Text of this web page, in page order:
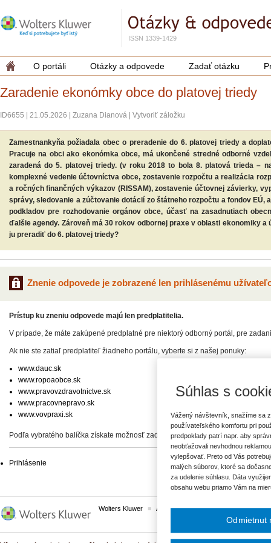
ISSN 1339-1429
O portáli Otázky a odpovede Zadať otázku
Zaradenie ekonómky obce do platovej triedy
ID6655 21.05.2026 Zuzana Dianová Vytvoriť záložku
Zamestnankyňa požiadala obec o preradenie do 6. platovej triedy a
Pracuje na obci ako ekonómka obce, má ukončené stredné odborné
zaradená do 5. platovej triedy. (v roku 2018 to bola 8. platová trieda –
komplexné vedenie účtovníctva obce, zostavenie rozpočtu a realizácia
a ročných finančných výkazov (RISSAM), zostavenie účtovnej závierky,
správy, sledovanie a zúčtovanie dotácií zo štátneho rozpočtu a fondov
podkladov pre rozhodovanie orgánov obce, účasť na zasadnutiach
ďalšie agendy. Zároveň má 30 rokov odbornej praxe v oblasti ekonomiky
ju preradiť do 6. platovej triedy?
Znenie odpovede je zobrazené len prihlásenému
Prístup ku zneniu odpovede majú len predplatitelia.
V prípade, že máte zakúpené predplatné pre niektorý odborný portál, pre
Ak nie ste zatiaľ predplatiteľ žiadneho portálu, vyberte si z našej ponuky:
www.dauc.sk
www.ropoaobce.sk
www.pravovzdravotnictve.sk
www.pracovnepravo.sk
www.vovpraxi.sk
Podľa vybratého balíčka získate možnosť zadať svoje otázky, prípadne prístup
Prihlásenie
Wolters Kluwer ASPI Komplexné právne predpisy
Súhlas s
Vážený návštevník, snažíme sa
používateľského komfortu pri
predpoklady patrí napr. aby
neobťažovali nevhodnou
vylepšovať. Preto od Vás
malých súborov, ktoré sa
za udelenie súhlasu. Dáta
obsahu webu priamo Vám na
Odmietnut